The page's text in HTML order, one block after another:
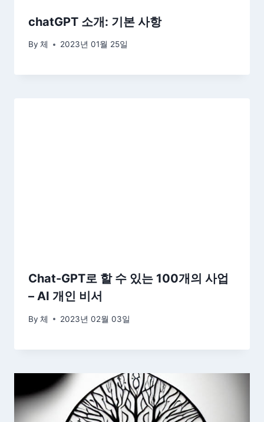
chatGPT 소개: 기본 사항
By 체 2023년 01월 25일
Chat-GPT로 할 수 있는 100개의 사업
– AI 개인 비서
By 체 2023년 02월 03일